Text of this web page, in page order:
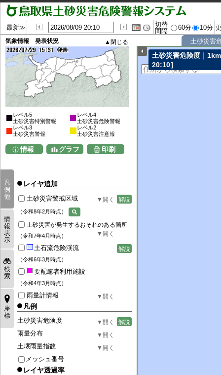
最新≫
切替
間隔
60分 10分
気象情報 発表状況
レベル5
土砂災害特別警報
レベル4
土砂災害危険警報
レベル3
土砂災害警報
レベル2
土砂災害注意報
情報 グラフ 印刷
凡
例
他
情
報
表
示
検
索
座
標
レイヤ追加
土砂災害警戒区域
（令和8年2月時点）
解説
土砂災害が発生するおそれのある箇所
（令和7年4月時点）
土石流危険渓流
（令和6年3月時点）
解説
要配慮者利用施設
（令和4年3月時点）
雨量計情報
凡例
土砂災害危険度 解説
雨量分布
土壌雨量指数
メッシュ番号
レイヤ透過率
土砂災害
土砂災害危険度｜
20:10］